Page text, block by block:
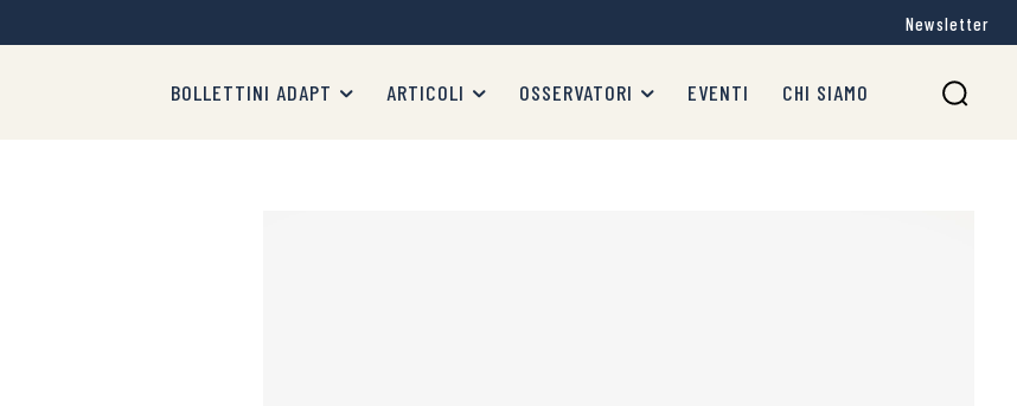
Newsletter
BOLLETTINI ADAPT ARTICOLI OSSERVATORI EVENTI CHI SIAMO